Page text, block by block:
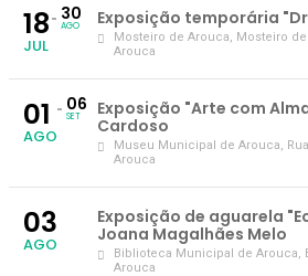
18
JUL
30
AGO Exposição temporária
Mosteiro de Arouca, Mosteiro
Arouca
01
AGO
06
SET
Exposição "Arte com
Cardoso
Museu Municipal de Arouca,
Arouca
03
AGO
Exposição de aguarela
Joana Magalhães Melo
Biblioteca Municipal de Arouca,
Arouca